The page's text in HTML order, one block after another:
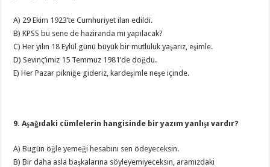
A) 29 Ekim 1923’te Cumhuriyet ilan edildi.
B) KPSS bu sene de haziranda mı yapılacak?
C) Her yılın 18 Eylül günü büyük bir mutluluk yaşarız, eşimle.
D) Sevinç’imiz 15 Temmuz 1981’de doğdu.
E) Her Pazar pikniğe gideriz, kardeşimle neşe içinde.
9. Aşağıdaki cümlelerin hangisinde bir yazım yanlışı vardır?
A) Bugün öğle yemeği hesabını sen ödeyeceksin.
B) Bir daha asla başkalarına söyleyemiyeceksin, aramızdaki